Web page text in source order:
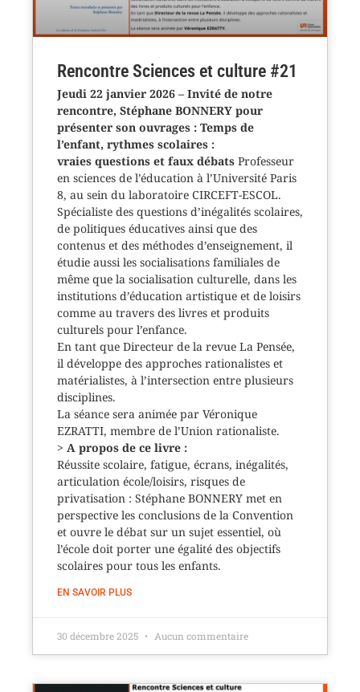
Rencontre Sciences et culture #21
Jeudi 22 janvier 2026 – Invité de notre
rencontre, Stéphane BONNERY pour
présenter son ouvrages : Temps de
l’enfant, rythmes scolaires :
vraies questions et faux débats Professeur
en sciences de l’éducation à l’Université Paris
8, au sein du laboratoire CIRCEFT-ESCOL.
Spécialiste des questions d’inégalités scolaires,
de politiques éducatives ainsi que des
contenus et des méthodes d’enseignement, il
étudie aussi les socialisations familiales de
même que la socialisation culturelle, dans les
institutions d’éducation artistique et de loisirs
comme au travers des livres et produits
culturels pour l’enfance.
En tant que Directeur de la revue La Pensée,
il développe des approches rationalistes et
matérialistes, à l’intersection entre plusieurs
disciplines.
La séance sera animée par Véronique
EZRATTI, membre de l’Union rationaliste.
> A propos de ce livre :
Réussite scolaire, fatigue, écrans, inégalités,
articulation école/loisirs, risques de
privatisation : Stéphane BONNERY met en
perspective les conclusions de la Convention
et ouvre le débat sur un sujet essentiel, où
l’école doit porter une égalité des objectifs
scolaires pour tous les enfants.
EN SAVOIR PLUS
30 décembre 2025 Aucun commentaire